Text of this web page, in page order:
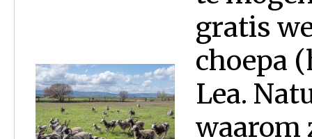
gratis
choepa
Lea.
waarom